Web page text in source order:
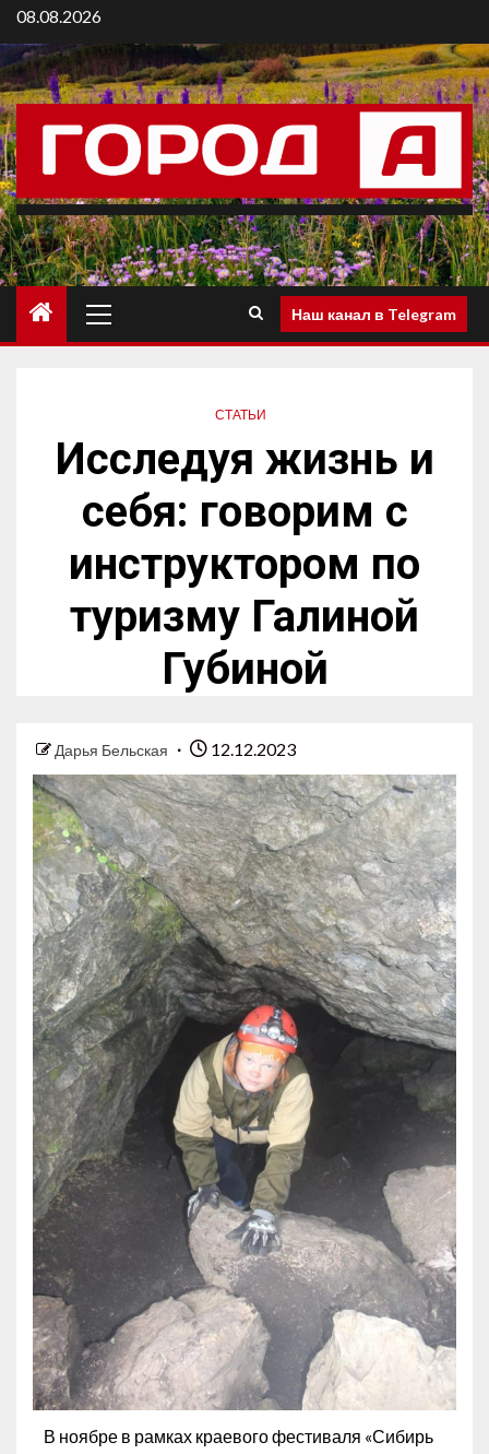
08.08.2026
Наш канал в Telegram
СТАТЬИ
Исследуя жизнь и
себя: говорим с
инструктором по
туризму Галиной
Губиной
Дарья Бельская 12.12.2023
В ноябре в рамках краевого фестиваля «Сибирь